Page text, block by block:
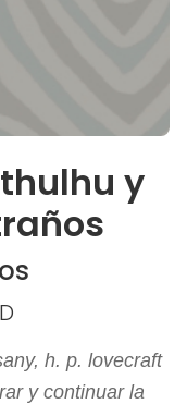
y
h. p. lovecraft
y continuar la